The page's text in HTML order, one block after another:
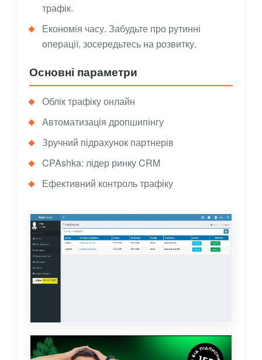
трафік.
Економія часу. Забудьте про рутинні
операції, зосередьтесь на розвитку.
Основні параметри
Облік трафіку онлайн
Автоматизація дропшипінгу
Зручний підрахунок партнерів
CPAshka: лідер ринку CRM
Ефективний контроль трафіку